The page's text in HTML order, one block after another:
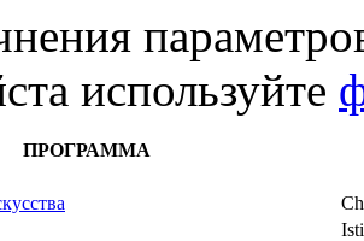
используйте
ПРОГРАММА